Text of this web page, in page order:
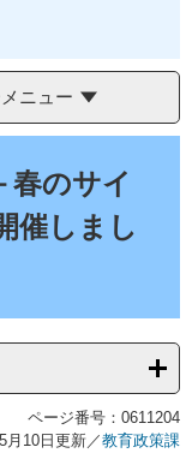
ニュー
春のサイ
催しまし
ページ番号：0611204
月10日更新／教育政策課